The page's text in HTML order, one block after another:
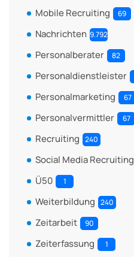
Mobile Recruiting 69
Nachrichten 9.792
Personalberater 82
Personaldienstleister
Personalmarketing 67
Personalvermittler 67
Recruiting 240
Social Media Recruiting
Ü50 1
Weiterbildung 240
Zeitarbeit 90
Zeiterfassung 1